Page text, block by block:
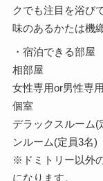
クでも注目を浴び
味のあるかたは機
・宿泊できる部屋
相部屋
女性専用or男性専
個室
デラックスルーム(
ンルーム(定員3名)
※ドミトリー以外
になります。